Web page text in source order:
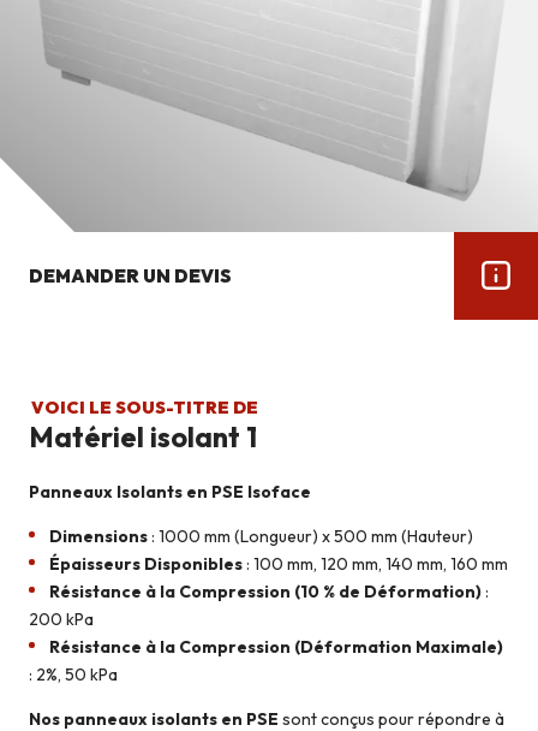
VOICI LE SOUS-TITRE DE
Matériel isolant 1
Panneaux Isolants en PSE Isoface
Dimensions: 1000 mm (Longueur) x 500 mm (Hauteur)
Épaisseurs Disponibles: 100 mm, 120 mm, 140 mm, 160 mm
Résistance à la Compression (10 % de Déformation):
200 kPa
Résistance à la Compression (Déformation Maximale)
: 2%, 50 kPa
Nos panneaux isolants en PSE sont conçus pour répondre à
DEMANDER UN DEVIS